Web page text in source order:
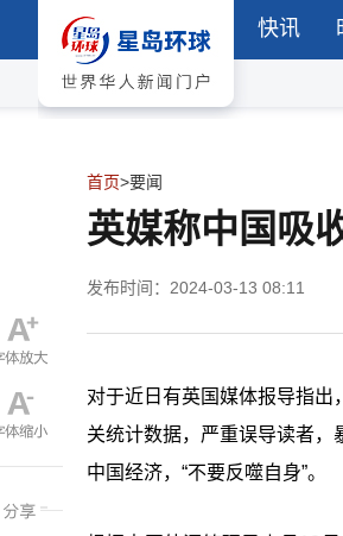
快讯
首页>要闻
英媒称中国吸
发布时间：2024-03-13 08:11
对于近日有英国媒体报导指
关统计数据，严重误导读者
中国经济，“不要反噬自身”。